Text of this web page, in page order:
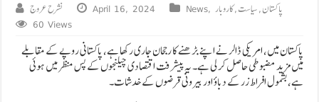
نشرح عروج April 16, 2024 News, پاکستان,سیاست,کاروبار
60 Views
پاکستان میں، امریکی ڈالر نے اپنے بڑھنے کا رجحان جاری رکھا ہے، پاکستانی روپے کے مقابلے
میں مزید مضبوطی حاصل کر لی ہے۔ یہ پیشرفت اقتصادی چیلنجوں کے پس منظر میں ہوئی
ہے، بشمول افراط زر کے دباؤ اور بیرونی قرضوں کے خدشات۔